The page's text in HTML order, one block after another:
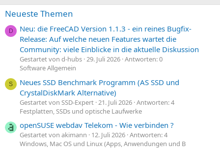
Neueste Themen
D
Neu: die FreeCAD Version 1.1.3 - ein reines Bugfix-
Release: Auf welche neuen Features wartet die
Community: viele Einblicke in die aktuelle Diskussion
Gestartet von d-hubs 29. Juli 2026 Antworten: 0
Software Allgemein
S
Neues SSD Benchmark Programm (AS SSD und
CrystalDiskMark Alternative)
Gestartet von SSD-Expert 21. Juli 2026 Antworten: 4
Festplatten, SSDs und optische Laufwerke
openSUSE webdav Telekom - Wie verbinden ?
Gestartet von akimann 12. Juli 2026 Antworten: 4
Windows, Mac OS und Linux (Apps, Anwendungen und B